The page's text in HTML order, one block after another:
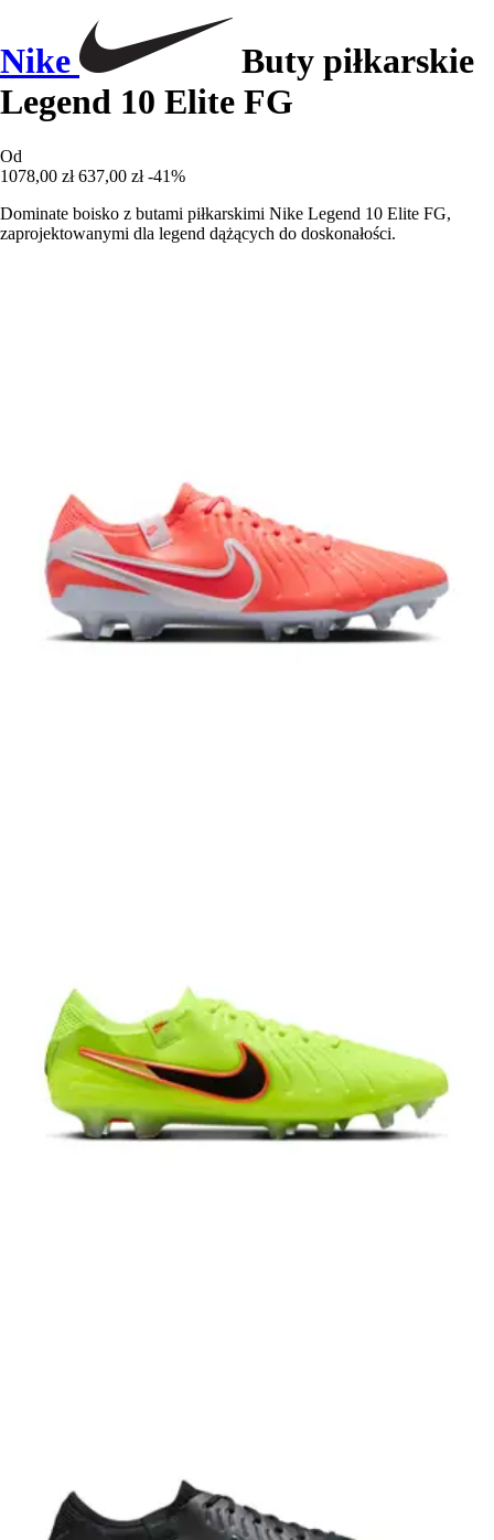
Nike
Buty piłkarskie
Legend 10 Elite FG
Od
1078,00 zł 637,00 zł -41%
Dominate boisko z butami piłkarskimi Nike Legend 10 Elite FG,
zaprojektowanymi dla legend dążących do doskonałości.